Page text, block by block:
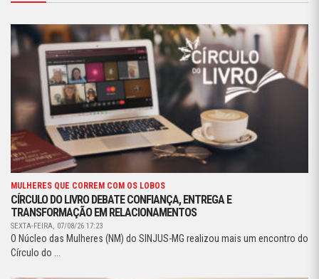
MULHERES QUE CORREM COM OS LOBOS
CÍRCULO DO LIVRO DEBATE CONFIANÇA, ENTREGA E
TRANSFORMAÇÃO EM RELACIONAMENTOS
SEXTA-FEIRA, 07/08/26 17:23
O Núcleo das Mulheres (NM) do SINJUS-MG realizou mais um encontro do
Círculo do ...